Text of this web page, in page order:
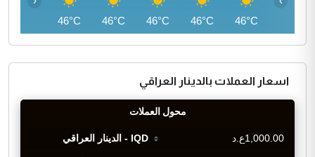
46°C
46°C
46°C
46°C
46°C
اسعار العملات بالدينار العراقي